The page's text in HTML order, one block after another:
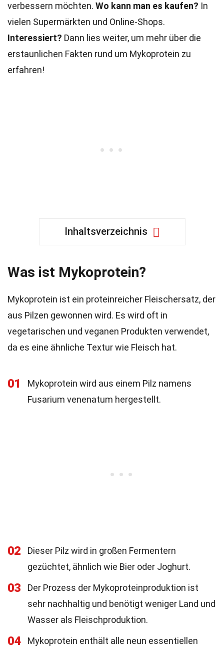
verbessern möchten. Wo kann man es kaufen? In
vielen Supermärkten und Online-Shops.
Interessiert? Dann lies weiter, um mehr über die
erstaunlichen Fakten rund um Mykoprotein zu
erfahren!
Inhaltsverzeichnis
Was ist Mykoprotein?
Mykoprotein ist ein proteinreicher Fleischersatz, der
aus Pilzen gewonnen wird. Es wird oft in
vegetarischen und veganen Produkten verwendet,
da es eine ähnliche Textur wie Fleisch hat.
01
Mykoprotein wird aus einem Pilz namens
Fusarium venenatum hergestellt.
02
Dieser Pilz wird in großen Fermentern
gezüchtet, ähnlich wie Bier oder Joghurt.
03
Der Prozess der Mykoproteinproduktion ist
sehr nachhaltig und benötigt weniger Land und
Wasser als Fleischproduktion.
04
Mykoprotein enthält alle neun essentiellen